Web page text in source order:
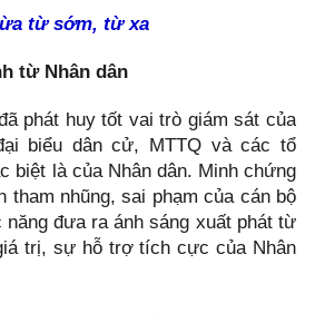
từ sớm, từ xa
từ Nhân dân
phát huy tốt vai trò giám sát của
biểu dân cử, MTTQ và các tổ
biệt là của Nhân dân. Minh chứng
tham nhũng, sai phạm của cán bộ
đưa ra ánh sáng xuất phát từ
trị, sự hỗ trợ tích cực của Nhân